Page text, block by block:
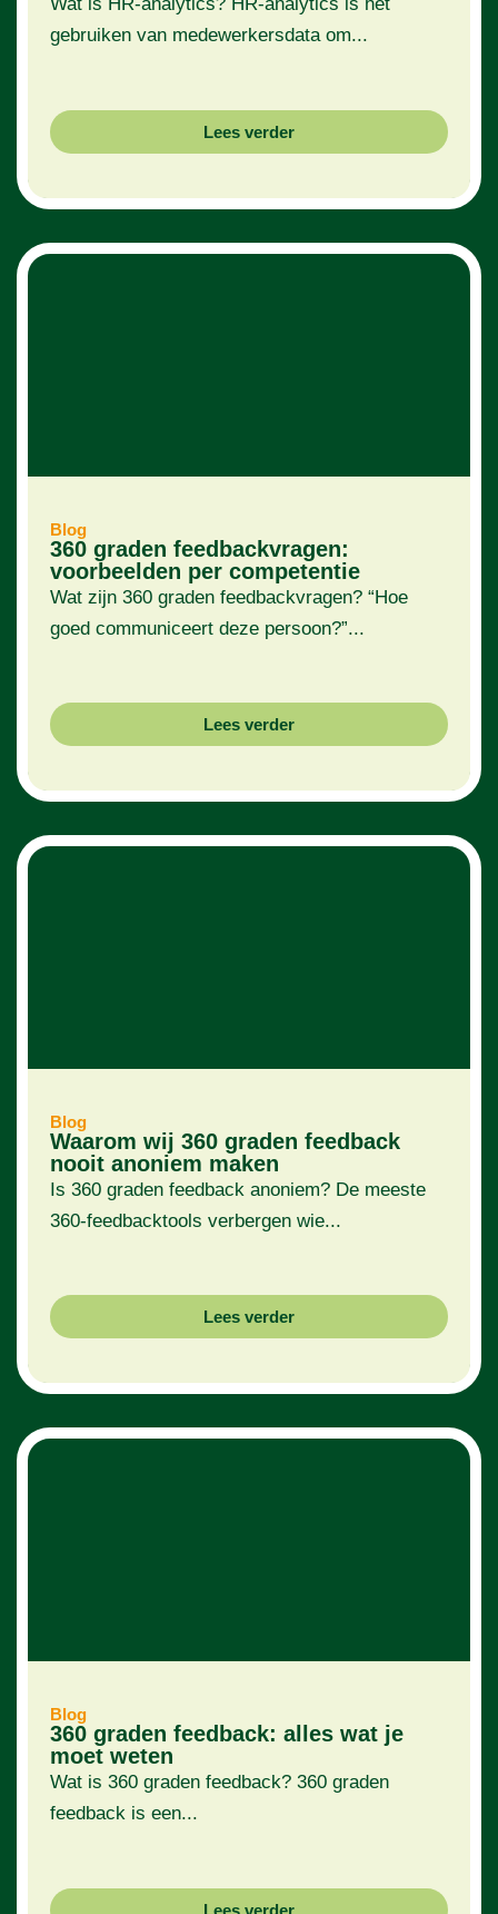
gebruiken van medewerkersdata om...
Lees verder
Blog
360 graden feedbackvragen:
voorbeelden per competentie
Wat zijn 360 graden feedbackvragen? “Hoe
goed communiceert deze persoon?”...
Lees verder
Blog
Waarom wij 360 graden feedback
nooit anoniem maken
Is 360 graden feedback anoniem? De meeste
360-feedbacktools verbergen wie...
Lees verder
Blog
360 graden feedback: alles wat je
moet weten
Wat is 360 graden feedback? 360 graden
feedback is een...
Lees verder